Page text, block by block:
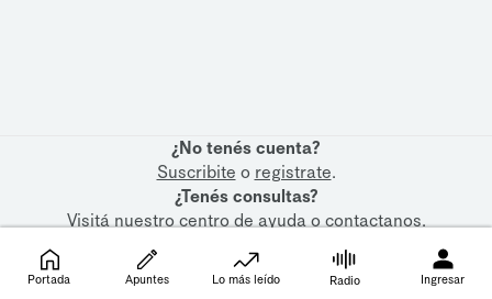
¿No tenés cuenta?
Suscribite o registrate.
¿Tenés consultas?
Visitá nuestrocentro de ayudaocontactanos.
Portada Apuntes Lo más leído Radio Ingresar